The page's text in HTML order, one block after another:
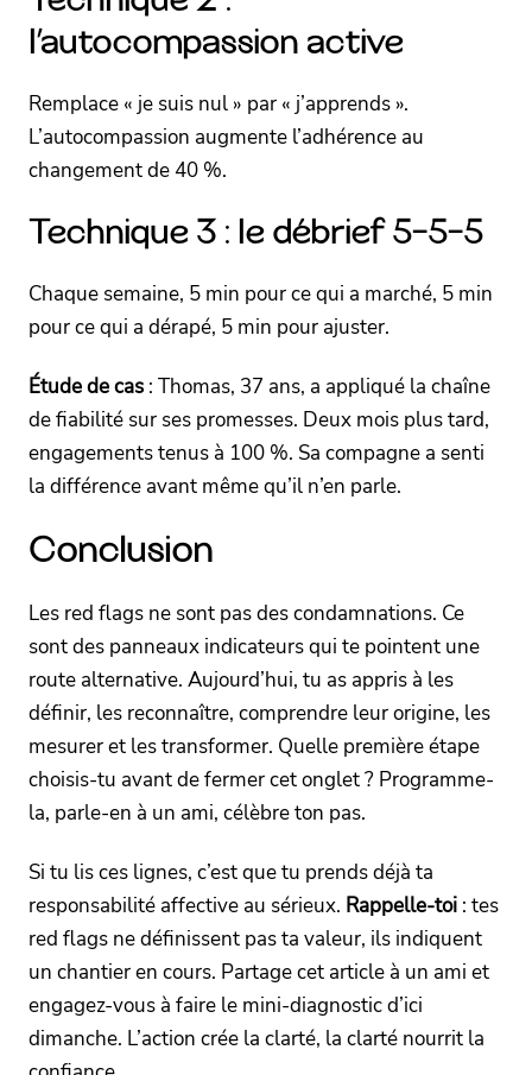
l’autocompassion active
Remplace « je suis nul » par « j’apprends ».
L’autocompassion augmente l’adhérence au
changement de 40 %.
Technique 3 : le débrief 5-5-5
Chaque semaine, 5 min pour ce qui a marché, 5 min
pour ce qui a dérapé, 5 min pour ajuster.
Étude de cas : Thomas, 37 ans, a appliqué la chaîne
de fiabilité sur ses promesses. Deux mois plus tard,
engagements tenus à 100 %. Sa compagne a senti
la différence avant même qu’il n’en parle.
Conclusion
Les red flags ne sont pas des condamnations. Ce
sont des panneaux indicateurs qui te pointent une
route alternative. Aujourd’hui, tu as appris à les
définir, les reconnaître, comprendre leur origine, les
mesurer et les transformer. Quelle première étape
choisis-tu avant de fermer cet onglet ? Programme-
la, parle-en à un ami, célèbre ton pas.
Si tu lis ces lignes, c’est que tu prends déjà ta
responsabilité affective au sérieux. Rappelle-toi : tes
red flags ne définissent pas ta valeur, ils indiquent
un chantier en cours. Partage cet article à un ami et
engagez-vous à faire le mini-diagnostic d’ici
dimanche. L’action crée la clarté, la clarté nourrit la